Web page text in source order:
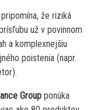
že riziká
už v povinnom
a komplexnejšiu
poistenia (napr.
Group ponúka